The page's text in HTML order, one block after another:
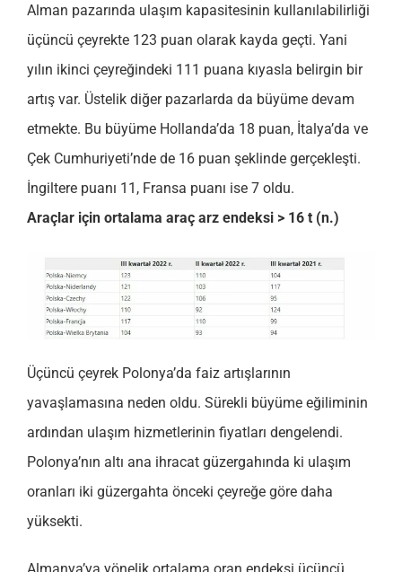
Alman pazarında ulaşım kapasitesinin kullanılabilirliği
üçüncü çeyrekte 123 puan olarak kayda geçti. Yani
yılın ikinci çeyreğindeki 111 puana kıyasla belirgin bir
artış var. Üstelik diğer pazarlarda da büyüme devam
etmekte. Bu büyüme Hollanda’da 18 puan, İtalya’da ve
Çek Cumhuriyeti’nde de 16 puan şeklinde gerçekleşti.
İngiltere puanı 11, Fransa puanı ise 7 oldu.
Araçlar için ortalama araç arz endeksi > 16 t (n.)
Üçüncü çeyrek Polonya’da faiz artışlarının
yavaşlamasına neden oldu. Sürekli büyüme eğiliminin
ardından ulaşım hizmetlerinin fiyatları dengelendi.
Polonya’nın altı ana ihracat güzergahında ki ulaşım
oranları iki güzergahta önceki çeyreğe göre daha
yüksekti.